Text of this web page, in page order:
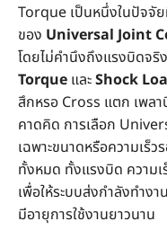
Torque เป็นหนึ่งในปัจจั
ของ Universal Joint
โดยไม่คำนึงถึงแรงบิดจริ
Torque และShock
สึกหรอ Cross แตก เพล
คาดคิด การเลือก
เฉพาะขนาดหรือความเร็
ทั้งหมด ทั้งแรงบิด ความ
เพื่อให้ระบบส่งกำลังทำง
มีอายุการใช้งานยาวนาน